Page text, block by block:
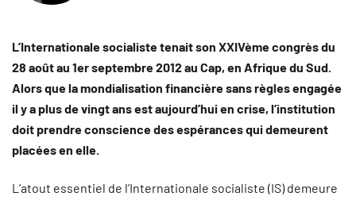
L’Internationale socialiste tenait son XXIVème congrès du
28 août au 1er septembre 2012 au Cap, en Afrique du Sud.
Alors que la mondialisation financière sans règles engagée
il y a plus de vingt ans est aujourd’hui en crise, l’institution
doit prendre conscience des espérances qui demeurent
placées en elle.
L’atout essentiel de l’Internationale socialiste (IS) demeure